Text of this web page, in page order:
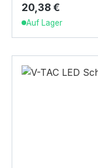
Regulärer Preis:
20,38 €
Auf Lager